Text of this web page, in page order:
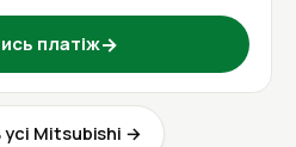
платіж→
Mitsubishi →